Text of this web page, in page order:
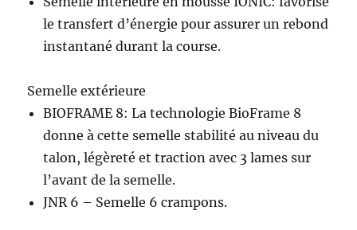
le transfert d’énergie pour assurer un rebond
instantané durant la course.
Semelle extérieure
BIOFRAME 8: La technologie BioFrame 8
donne à cette semelle stabilité au niveau du
talon, légèreté et traction avec 3 lames sur
l’avant de la semelle.
JNR 6 – Semelle 6 crampons.